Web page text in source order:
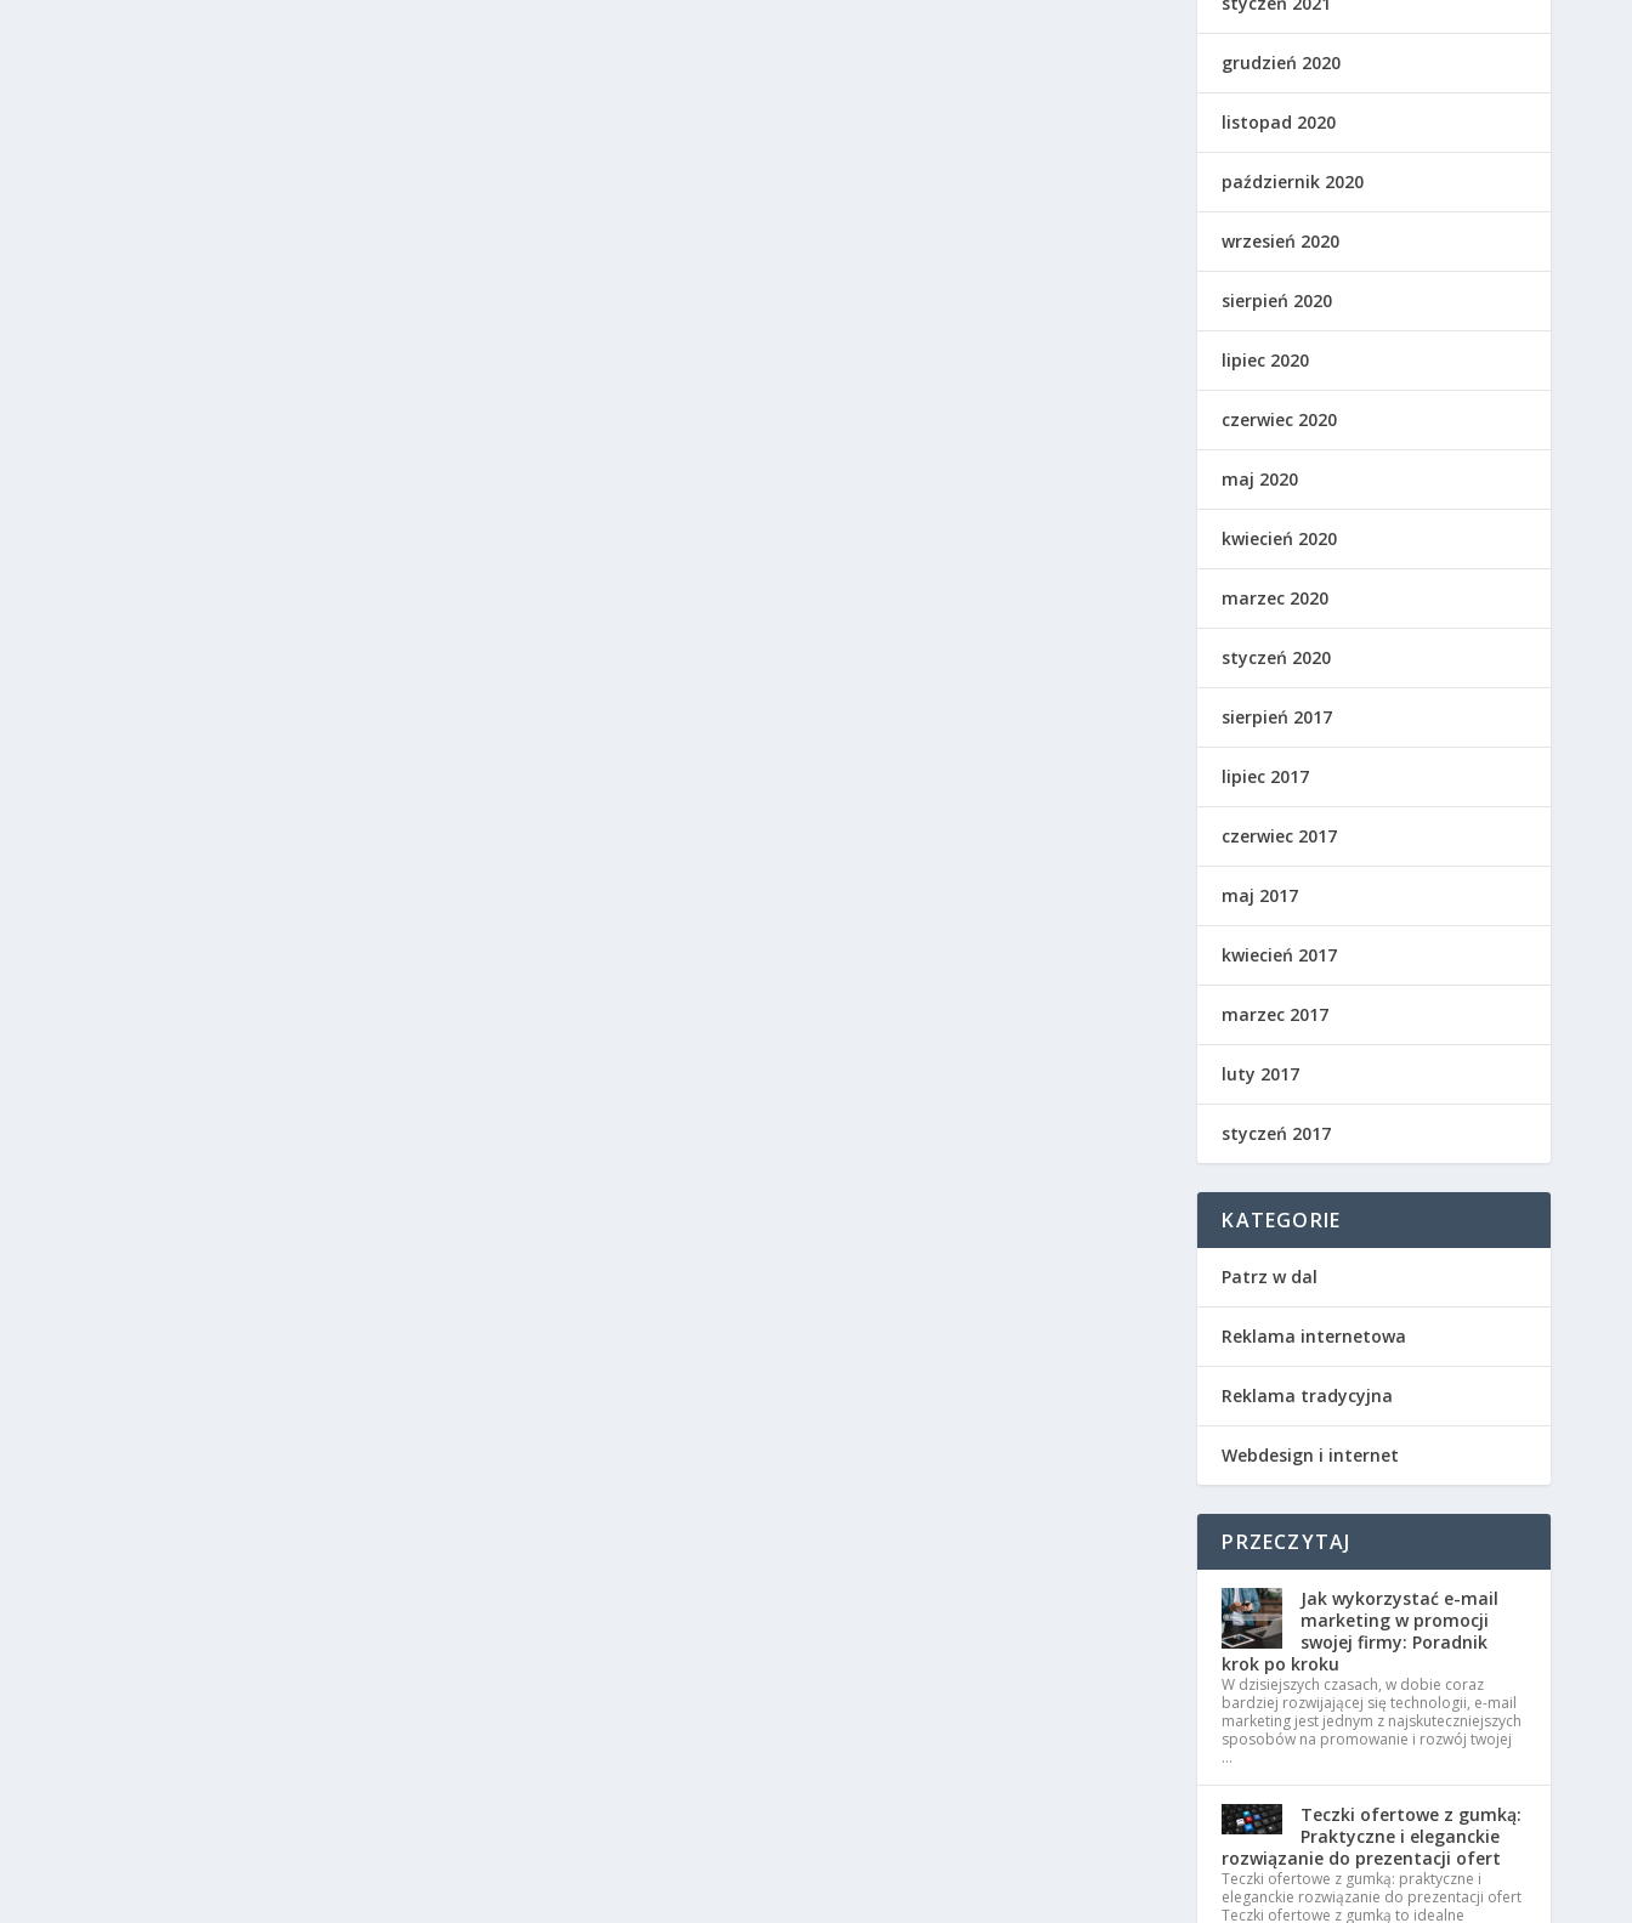
grudzień 2020
listopad 2020
październik 2020
wrzesień 2020
sierpień 2020
lipiec 2020
czerwiec 2020
maj 2020
kwiecień 2020
marzec 2020
styczeń 2020
sierpień 2017
lipiec 2017
czerwiec 2017
maj 2017
kwiecień 2017
marzec 2017
luty 2017
styczeń 2017
KATEGORIE
Patrz w dal
Reklama internetowa
Reklama tradycyjna
Webdesign i internet
PRZECZYTAJ
Jak wykorzystać e-mail
marketing w promocji
swojej firmy: Poradnik
krok po kroku
W dzisiejszych czasach, w dobie coraz
bardziej rozwijającej się technologii, e-mail
marketing jest jednym z najskuteczniejszych
sposobów na promowanie i rozwój twojej
…
Teczki ofertowe z gumką:
Praktyczne i eleganckie
rozwiązanie do prezentacji ofert
Teczki ofertowe z gumką: praktyczne i
eleganckie rozwiązanie do prezentacji ofert
Teczki ofertowe z gumką to idealne